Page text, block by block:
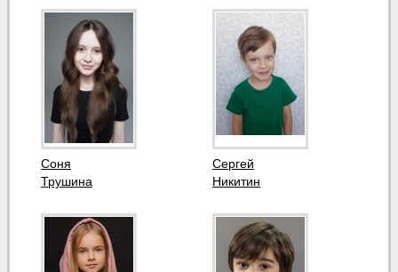
Соня
Трушина
Сергей
Никитин